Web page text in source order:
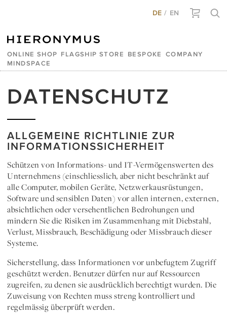
DE EN
ONLINE SHOP FLAGSHIP STORE BESPOKE
COMPANY
MINDSPACE
DATENSCHUTZ
ALLGEMEINE RICHTLINIE ZUR
INFORMATIONSSICHERHEIT
Schützen von Informations- und IT-Vermögenswerten des
Unternehmens (einschliesslich, aber nicht beschränkt auf
alle Computer, mobilen Geräte, Netzwerkausrüstungen,
Software und sensiblen Daten) vor allen internen, externen,
absichtlichen oder versehentlichen Bedrohungen und
mindern Sie die Risiken im Zusammenhang mit Diebstahl,
Verlust, Missbrauch, Beschädigung oder Missbrauch dieser
Systeme.
Sicherstellung, dass Informationen vor unbefugtem Zugriff
geschützt werden. Benutzer dürfen nur auf Ressourcen
zugreifen, zu denen sie ausdrücklich berechtigt wurden. Die
Zuweisung von Rechten muss streng kontrolliert und
regelmässig überprüft werden.